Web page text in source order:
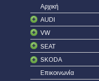
Αρχική
AUDI
VW
SEAT
SKODA
Επικοινωνία